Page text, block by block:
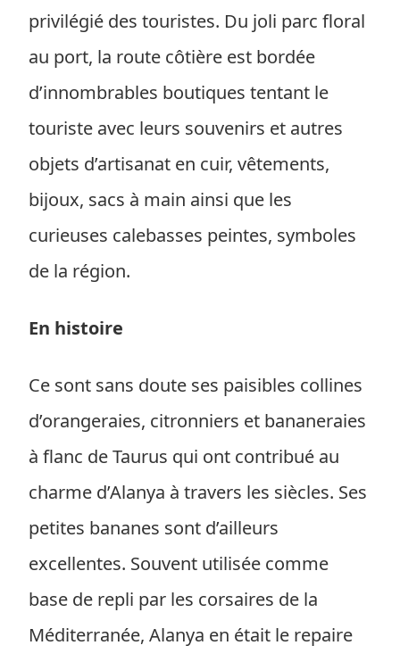
privilégié des touristes. Du joli parc floral
au port, la route côtière est bordée
d’innombrables boutiques tentant le
touriste avec leurs souvenirs et autres
objets d’artisanat en cuir, vêtements,
bijoux, sacs à main ainsi que les
curieuses calebasses peintes, symboles
de la région.
En histoire
Ce sont sans doute ses paisibles collines
d’orangeraies, citronniers et bananeraies
à flanc de Taurus qui ont contribué au
charme d’Alanya à travers les siècles. Ses
petites bananes sont d’ailleurs
excellentes. Souvent utilisée comme
base de repli par les corsaires de la
Méditerranée, Alanya en était le repaire